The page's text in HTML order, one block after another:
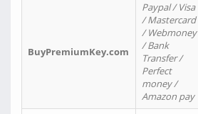
BuyPremiumKey.com
Paypal / Visa
/ Mastercard
/ Webmoney
/ Bank
Transfer /
Perfect
money /
Amazon pay